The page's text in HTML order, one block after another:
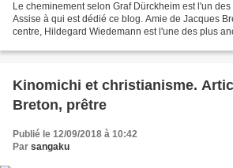
Le cheminement selon Graf Dürckheim est l'un
Assise à qui est dédié ce blog. Amie de Jacques
centre, Hildegard Wiedemann est l'une des plus
Kinomichi et christianisme.
Breton, prêtre
Publié le 12/09/2018 à 10:42
Par sangaku